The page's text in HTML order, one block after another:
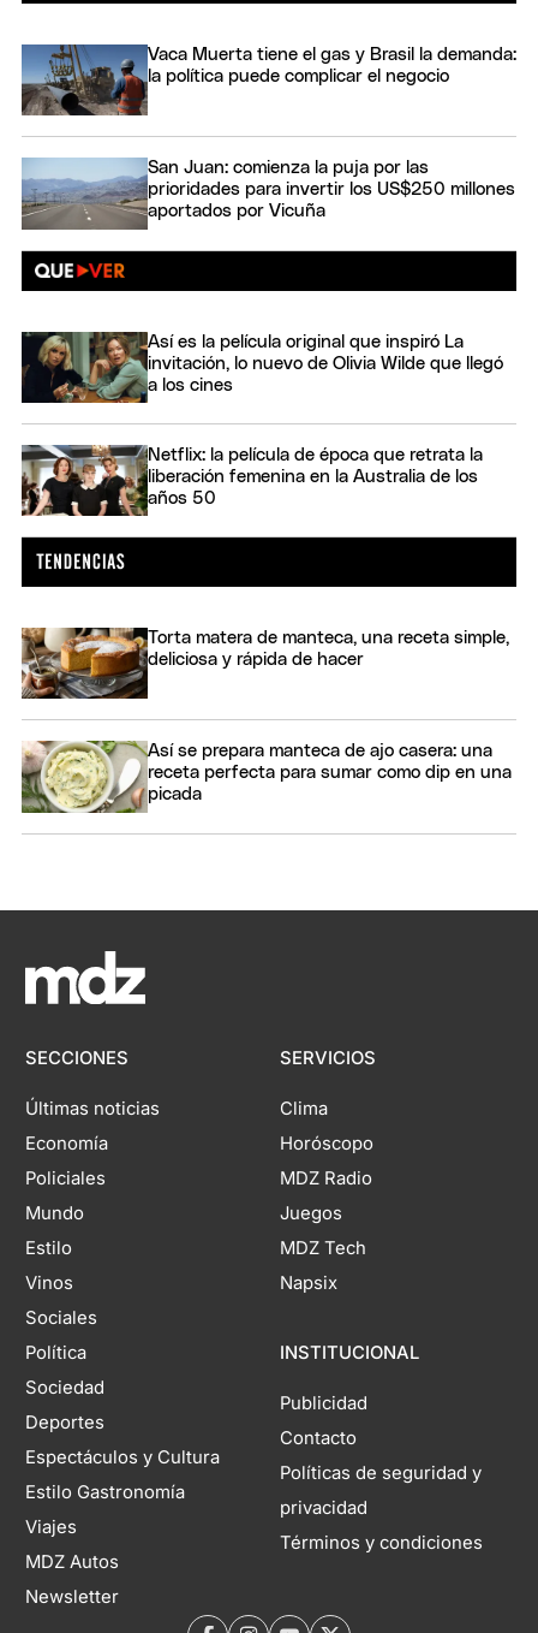
Vaca Muerta tiene el gas y Brasil la demanda:
la política puede complicar el negocio
San Juan: comienza la puja por las
prioridades para invertir los US$250 millones
aportados por Vicuña
Así es la película original que inspiró La
invitación, lo nuevo de Olivia Wilde que llegó
a los cines
Netflix: la película de época que retrata la
liberación femenina en la Australia de los
años 50
Torta matera de manteca, una receta simple,
deliciosa y rápida de hacer
Así se prepara manteca de ajo casera: una
receta perfecta para sumar como dip en una
picada
SECCIONES
Últimas noticias
Economía
Policiales
Mundo
Estilo
Vinos
Sociales
Política
Sociedad
Deportes
Espectáculos y Cultura
Estilo Gastronomía
Viajes
MDZ Autos
Newsletter
SERVICIOS
Clima
Horóscopo
MDZ Radio
Juegos
MDZ Tech
Napsix
INSTITUCIONAL
Publicidad
Contacto
Políticas de seguridad y
privacidad
Términos y condiciones